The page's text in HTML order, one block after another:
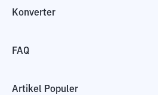
Konverter
FAQ
Artikel Populer